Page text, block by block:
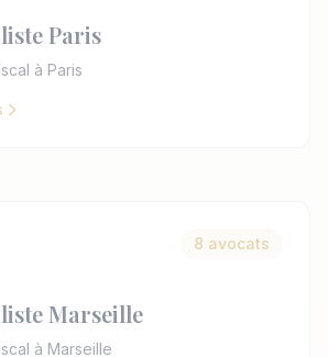
Paris
à Paris
8 avocats
Marseille
à Marseille